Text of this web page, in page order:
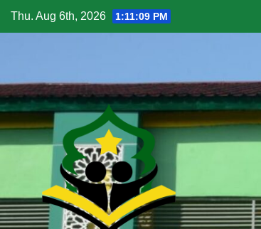
Thu. Aug 6th, 2026 1:11:11 PM